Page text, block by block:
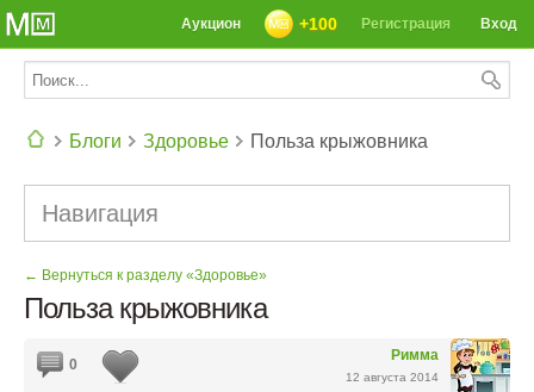
СЕГОДНЯ: 39142 РЕЦЕПТА
Вход
Регистрация
+100
Аукцион
Блоги Здоровье Польза крыжовника
Навигация
← Вернуться к разделу «Здоровье»
Польза крыжовника
Римма
12 августа 2014
0